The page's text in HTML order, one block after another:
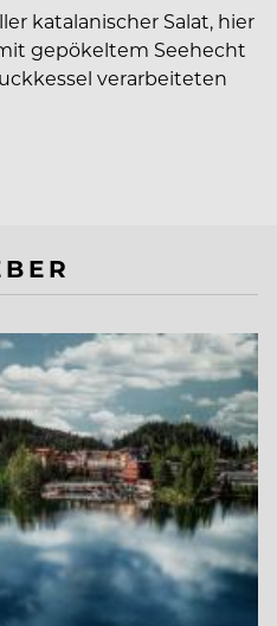
katalanischer Salat, hier
gepökeltem Seehecht
verarbeiteten